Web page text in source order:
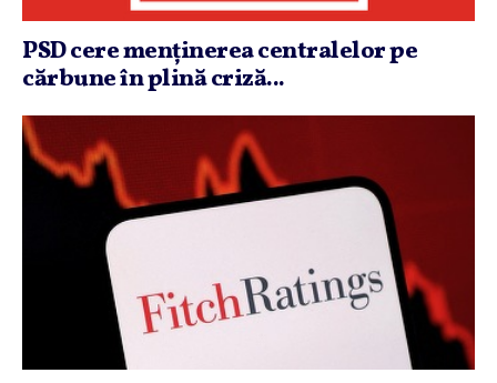
PSD cere menţinerea centralelor pe
cărbune în plină criză...